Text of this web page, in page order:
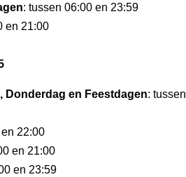
: tussen 06:00 en 23:59
en 21:00
Donderdag en Feestdagen: tussen
22:00
en 21:00
en 23:59